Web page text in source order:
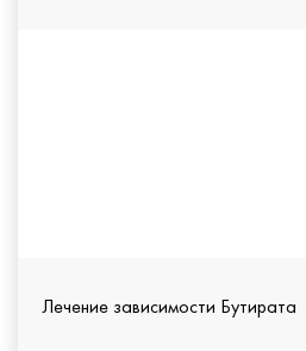
Лечение зависимости Бутирата